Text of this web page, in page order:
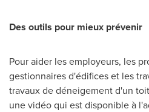
Des outils pour mieux prévenir
Pour aider les employeurs, les
gestionnaires d'édifices et les
travaux de déneigement d'un
une vidéo qui est disponible à